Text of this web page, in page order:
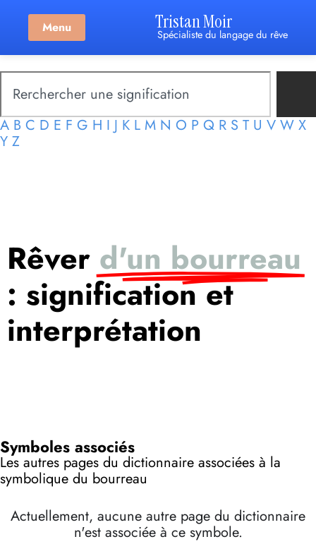
Menu Tristan Moir
Spécialiste du langage du rêve
A B C D E F G H I J K L M N O P Q R S T U V W X
Y Z
Rêver d'un bourreau
: signification et
interprétation
Symboles associés
Les autres pages du dictionnaire associées à la
symbolique du bourreau
Actuellement, aucune autre page du dictionnaire
n'est associée à ce symbole.